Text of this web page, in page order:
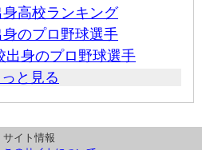
高校ランキング
のプロ野球選手
出身のプロ野球選手
っと見る
サイト情報